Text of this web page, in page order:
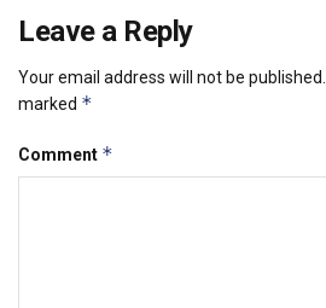
Leave a Reply
Your email address will not be published.
marked *
Comment *